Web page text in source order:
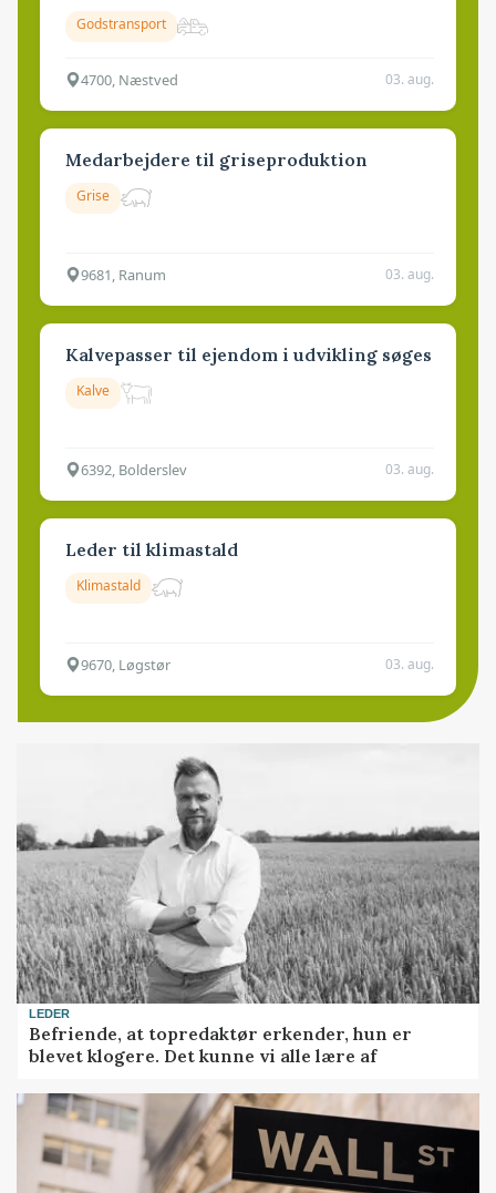
Godstransport
4700, Næstved 03. aug.
Medarbejdere til griseproduktion
Grise
9681, Ranum 03. aug.
Kalvepasser til ejendom i udvikling søges
Kalve
6392, Bolderslev 03. aug.
Leder til klimastald
Klimastald
9670, Løgstør 03. aug.
LEDER
Befriende, at topredaktør erkender, hun er
blevet klogere. Det kunne vi alle lære af